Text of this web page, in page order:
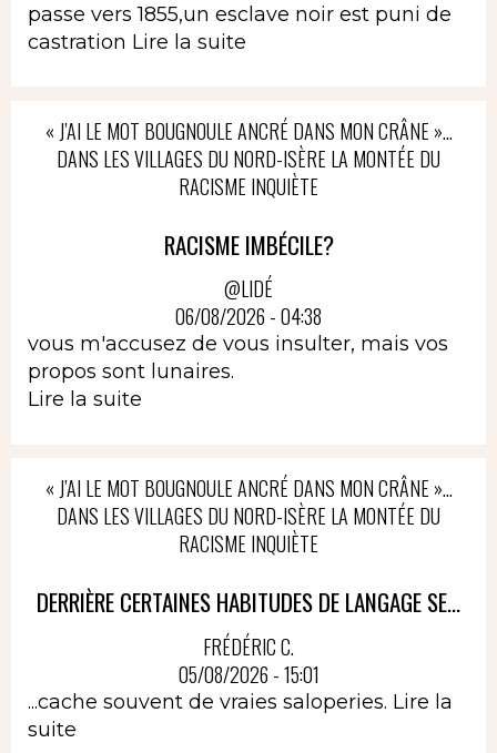
passe vers 1855,un esclave noir est puni de
castration Lire la suite
« J’AI LE MOT BOUGNOULE ANCRÉ DANS MON CRÂNE »…
DANS LES VILLAGES DU NORD-ISÈRE LA MONTÉE DU
RACISME INQUIÈTE
RACISME IMBÉCILE?
@LIDÉ
06/08/2026 - 04:38
vous m'accusez de vous insulter, mais vos
propos sont lunaires.
Lire la suite
« J’AI LE MOT BOUGNOULE ANCRÉ DANS MON CRÂNE »…
DANS LES VILLAGES DU NORD-ISÈRE LA MONTÉE DU
RACISME INQUIÈTE
DERRIÈRE CERTAINES HABITUDES DE LANGAGE SE...
FRÉDÉRIC C.
05/08/2026 - 15:01
...cache souvent de vraies saloperies. Lire la
suite